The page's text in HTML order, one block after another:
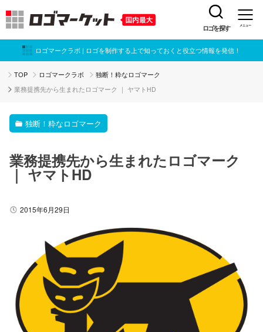
ロゴを探す メニュー
ロゴマークラボ | ロゴを制作する上で知っておくと役立つ情報を発信！
TOP ロゴマークラボ 独断！粋なロゴマーク
業務提携先から生まれたロゴマーク ｜ ヤマトHD
独断！粋なロゴマーク
業務提携先から生まれたロゴマーク
｜ ヤマトHD
2015年6月29日